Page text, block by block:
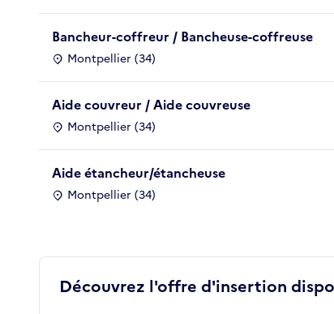
Bancheur-coffreur / Bancheuse-coffreuse
Montpellier (34)
Aide couvreur / Aide couvreuse
Montpellier (34)
Aide étancheur/étancheuse
Montpellier (34)
Découvrez l'offre d'insertion